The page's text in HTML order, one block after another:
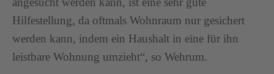
Hilfestellung, da oftmals Wohnraum nur gesichert
werden kann, indem ein Haushalt in eine für ihn
leistbare Wohnung umzieht“, so Wehrum.